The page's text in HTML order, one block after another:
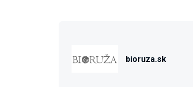
bioruza.sk